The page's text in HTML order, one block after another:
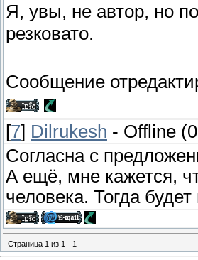
Я, увы, не автор, но
резковато.
Сообщение
[7] Dilrukesh - Offline
Согласна с
А ещё, мне кажется,
человека. Тогда
Страница 1 из 1 1